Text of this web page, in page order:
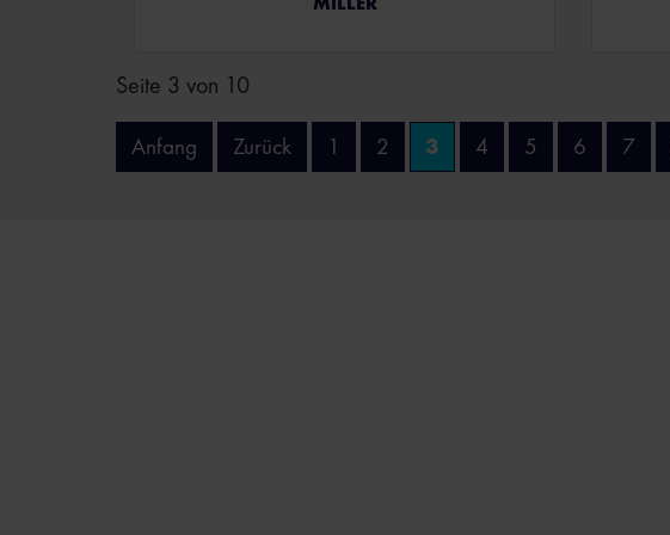
Seite 3 von 10
Anfang Zurück 1 2 3 4 5 6 7